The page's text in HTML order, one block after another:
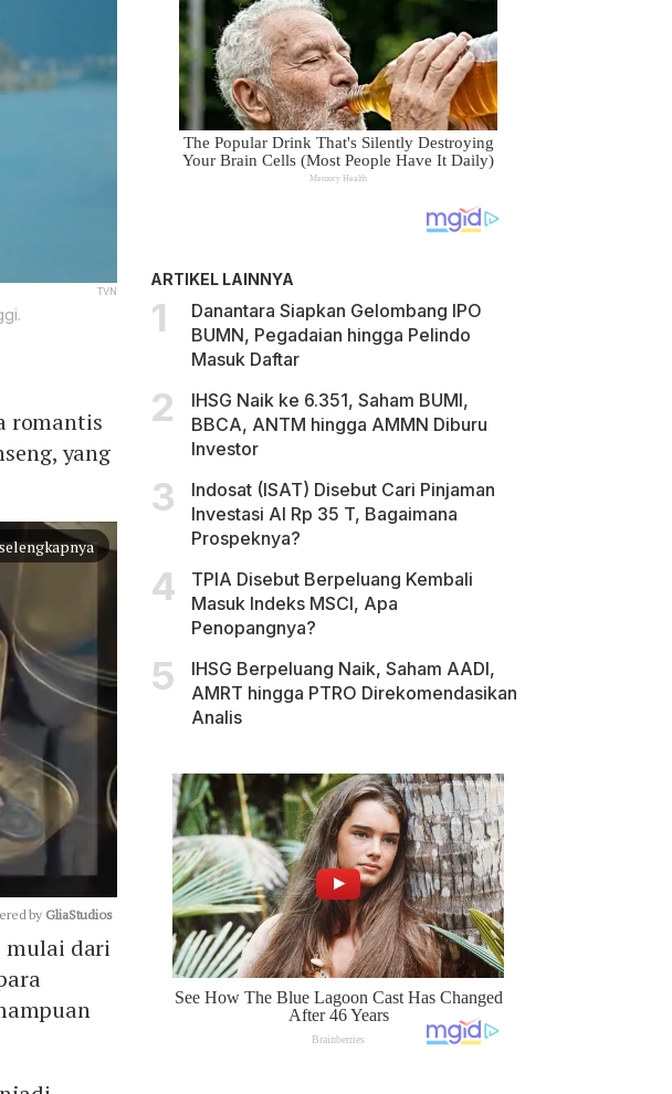
TVN
romantis
yang
Mute
by GliaStudios
mulai dari
ARTIKEL LAINNYA
Danantara Siapkan Gelombang IPO
BUMN, Pegadaian hingga Pelindo
Masuk Daftar
IHSG Naik ke 6.351, Saham BUMI,
BBCA, ANTM hingga AMMN Diburu
Investor
Indosat (ISAT) Disebut Cari Pinjaman
Investasi AI Rp 35 T, Bagaimana
Prospeknya?
TPIA Disebut Berpeluang Kembali
Masuk Indeks MSCI, Apa
Penopangnya?
IHSG Berpeluang Naik, Saham AADI,
AMRT hingga PTRO Direkomendasikan
Analis